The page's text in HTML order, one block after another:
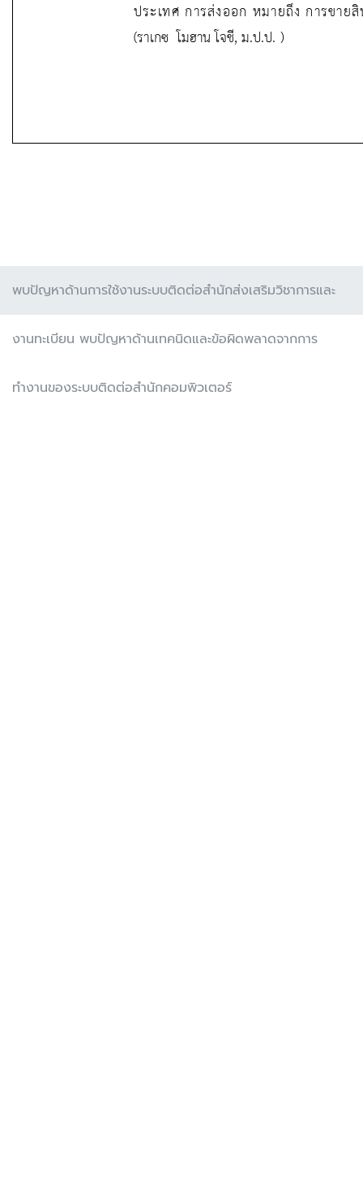
พบปัญหาด้านการใช้งานระบบติดต่อสำนักส่งเสริมวิชาการและ
งานทะเบียน พบปัญหาด้านเทคนิดและข้อผิดพลาดจากการ
ทำงานของระบบติดต่อสำนักคอมพิวเตอร์